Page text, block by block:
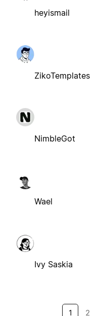
heyismail
ZikoTemplates
NimbleGot
Wael
Ivy Saskia
1 2